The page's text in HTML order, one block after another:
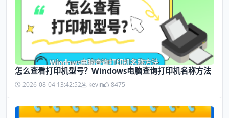
怎么查看打印机型号？Windows电脑查询打印机名称方法
2026-08-04 13:42:52 kevin 8475